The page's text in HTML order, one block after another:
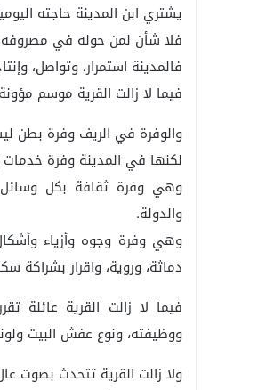
يشتري ابن المدينة حاجته
فلا شأن لمن حوله في مصروفه
فالمدينة استمرار، وتواصل،
فيما لا زالت القرية موسم
والوفرة في الريف وفرة بطن
لكنها في المدينة وفرة
وهي وفرة ثقافة بكل وسائل
والدولة.
وهي وفرة وجوه وأزياء
دماثة، وروية، واقرار
فيما لا زالت القرية عائلة
ووظيفته، ونوع عفش البيت
ولا زالت القرية تتحدث بصوت